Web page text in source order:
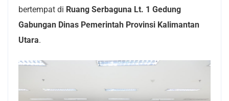
bertempat di Ruang Serbaguna Lt. 1 Gedung
Gabungan Dinas Pemerintah Provinsi Kalimantan
Utara.